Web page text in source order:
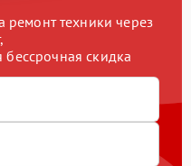
техники через
бессрочная скидка